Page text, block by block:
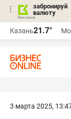
забронируй
валюту
Казань21.7°
3 марта 2025,